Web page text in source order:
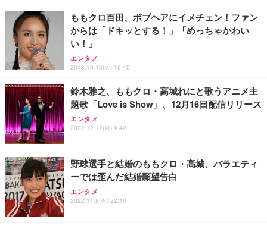
務用 おしゃれ パソコンチェア (ホワイト)
ANDWINT オフィスチェア デスクチェア 肘なし メ
ッシュ 通気性 ランバーサポート付き 腰サポート ガ
ス圧無段階昇降 360度回転 キャスター付き コンパク
ト 幅52×奥行58.5×高さ84～96cm テレワーク 在宅
￥4,139
【MiniLED/24.5inch/280Hz/FHD】GRAPHT THE S
HOOTER Gaming Monitor 24” Essential ゲーミン
グモニター QD 24.5インチ 1ms FHD 量子ドット 残
像低減 (3年保証 | 輝点保証 | 日本メーカー)
￥34,980
アイリスオーヤマ ペットシーツ 超厚型 お徳用 レギ
ュラー 200枚入【Amazon.co.jp限定】
￥3,731
ももクロ百田、ボブヘアにイメチェン！ファン
からは「ドキッとする！」「めっちゃかわい
い！」
エンタメ
2018.10.16(火) 16:45
鈴木雅之、ももクロ・高城れにと歌うアニメ主
題歌「Love is Show」、12月16日配信リリース
エンタメ
2022.12.12(月) 9:42
野球選手と結婚のももクロ・高城、バラエティ
ーでは歪んだ結婚願望告白
エンタメ
2022.11.8(火) 22:10